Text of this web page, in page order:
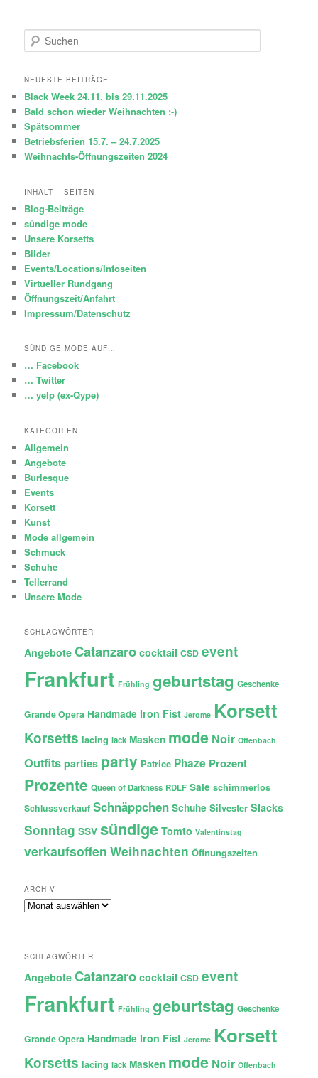
u
h
n
NEUESTE BEITRÄGE
Black Week 24.11. bis 29.11.2025
Bald schon wieder Weihnachten :-)
Spätsommer
Betriebsferien 15.7. – 24.7.2025
Weihnachts-Öffnungszeiten 2024
INHALT – SEITEN
Blog-Beiträge
sündige mode
Unsere Korsetts
Bilder
Events/Locations/Infoseiten
Virtueller Rundgang
Öffnungszeit/Anfahrt
Impressum/Datenschutz
SÜNDIGE MODE AUF…
… Facebook
… Twitter
… yelp (ex-Qype)
KATEGORIEN
Allgemein
Angebote
Burlesque
Events
Korsett
Kunst
Mode allgemein
Schmuck
Schuhe
Tellerrand
Unsere Mode
SCHLAGWÖRTER
Angebote Catanzaro cocktail CSD event
Frankfurt Frühling geburtstag Geschenke
Grande Opera Handmade Iron Fist Jerome Korsett
Korsetts lacing lack Masken mode Noir Offenbach
Outfits parties party Patrice Phaze Prozent
Prozente Queen of Darkness RDLF Sale schimmerlos
Schlussverkauf Schnäppchen Schuhe Silvester Slacks
Sonntag SSV sündige Tomto Valentinstag
verkaufsoffen Weihnachten Öffnungszeiten
ARCHIV
Archiv
SCHLAGWÖRTER
Angebote Catanzaro cocktail CSD event
Frankfurt Frühling geburtstag Geschenke
Grande Opera Handmade Iron Fist Jerome Korsett
Korsetts lacing lack Masken mode Noir Offenbach